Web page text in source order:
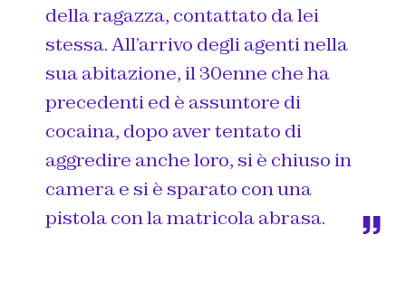
della ragazza, contattato da lei
stessa. All’arrivo degli agenti nella
sua abitazione, il 30enne che ha
precedenti ed è assuntore di
cocaina, dopo aver tentato di
aggredire anche loro, si è chiuso in
camera e si è sparato con una
pistola con la matricola abrasa.